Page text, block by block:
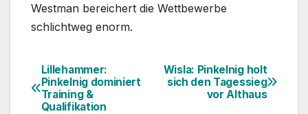
Westman bereichert die Wettbewerbe
schlichtweg enorm.
Beitragsnavigation
Wisla: Pinkelnig holt
sich den Tagessieg
vor Althaus
Lillehammer:
Pinkelnig dominiert
Training &
Qualifikation